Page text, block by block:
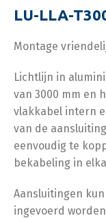
LU-LLA-
Montage
Lichtlijn in
van 3000 mm en
vlakkabel intern
van de
eenvoudig te
bekabeling in
Aansluitingen
ingevoerd